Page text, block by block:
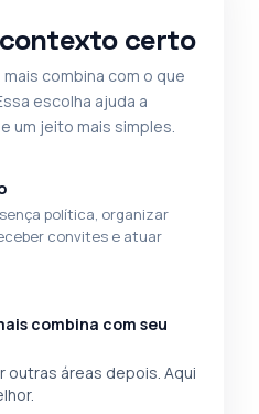
certo
combina com o que
escolha ajuda a
um jeito mais simples.
política, organizar
convites e atuar
combina com seu
outras áreas depois. Aqui